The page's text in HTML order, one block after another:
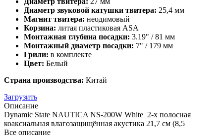
Диаметр звуковой катушки твитера: 25,4 мм
Магнит твитера: неодимовый
Корзина: литая пластиковая ASA
Монтажная глубина посадки: 3.19" / 81 мм
Монтажный диаметр посадки: 7" / 179 мм
Грили: в комплекте
Цвет: Белый
Страна производства: Китай
Загрузить
Описание
Dynamic State NAUTICA NS-200W White 2-х полосная
коаксиальная влагозащищённая акустика 21,7 см (8,5
Все описание